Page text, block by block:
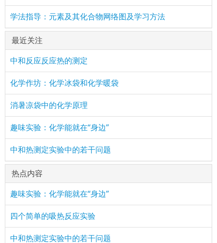
学法指导：元素及其化合物网络图及学习方法
最近关注
中和反应反应热的测定
化学作坊：化学冰袋和化学暖袋
消暑凉袋中的化学原理
趣味实验：化学能就在“身边”
中和热测定实验中的若干问题
热点内容
趣味实验：化学能就在“身边”
四个简单的吸热反应实验
中和热测定实验中的若干问题